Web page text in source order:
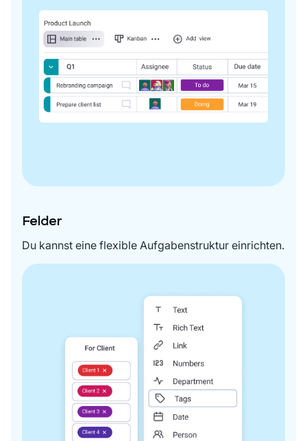
Felder
Du kannst eine flexible Aufgabenstruktur einrichten.